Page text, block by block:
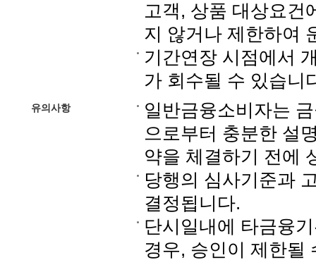
고객, 상품 대상요건
지 않거나 제한하여
기간연장 시점에서
가 회수될 수 있습니
유의사항
일반금융소비자는
으로부터 충분한 설
약을 체결하기 전에
당행의 심사기준과
결정됩니다.
단시일내에 타금융
경우, 승인이 제한될